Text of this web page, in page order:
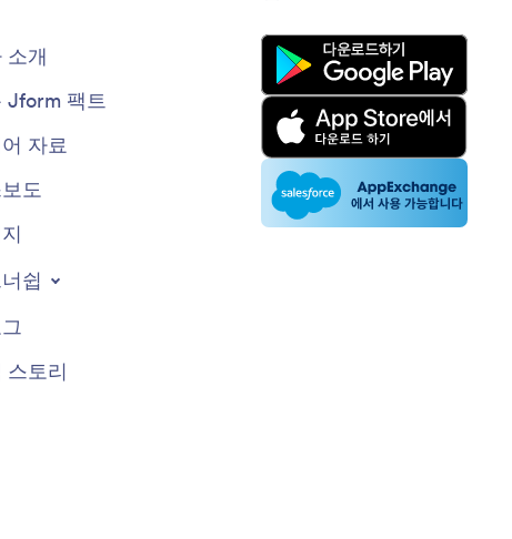
소개
Jform 팩트
자료
도
쉽
스토리